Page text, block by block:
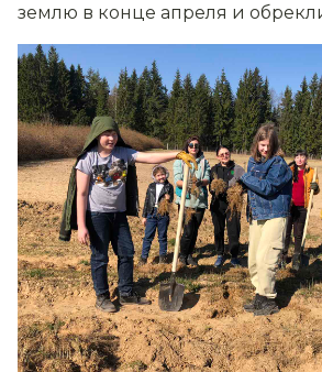
землю в конце апреля и